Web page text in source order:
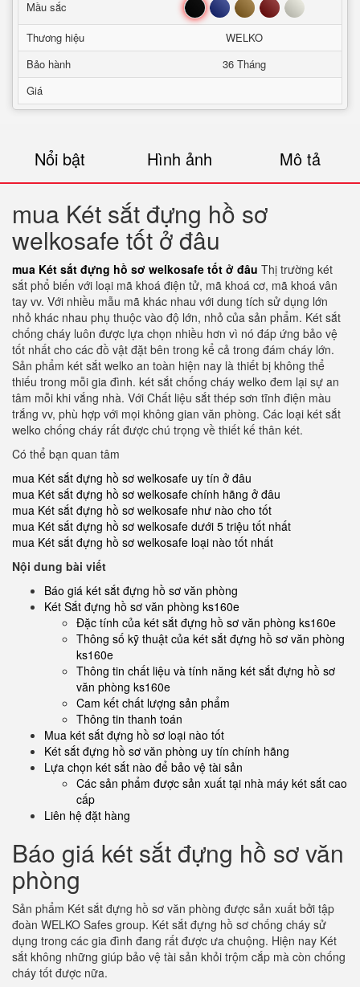
Mầu sắc
Đen Xanh Nâu Đỏ Trắng
Thương hiệu
WELKO
Bảo hành
36 Tháng
Giá
Nổi bật Hình ảnh Mô tả
mua Két sắt đựng hồ sơ
welkosafe tốt ở đâu
mua Két sắt đựng hồ sơ welkosafe tốt ở đâu Thị trường két
sắt phổ biến với loại mã khoá điện tử, mã khoá cơ, mã khoá vân
tay vv. Với nhiều mẫu mã khác nhau với dung tích sử dụng lớn
nhỏ khác nhau phụ thuộc vào độ lớn, nhỏ của sản phẩm. Két sắt
chống cháy luôn được lựa chọn nhiều hơn vì nó đáp ứng bảo vệ
tốt nhất cho các đồ vật đặt bên trong kể cả trong đám cháy lớn.
Sản phẩm két sắt welko an toàn hiện nay là thiết bị không thể
thiếu trong mỗi gia đình. két sắt chống cháy welko đem lại sự an
tâm mỗi khi vắng nhà. Với Chất liệu sắt thép sơn tĩnh điện màu
trắng vv, phù hợp với mọi không gian văn phòng. Các loại két sắt
welko chống cháy rất được chú trọng về thiết kế thân két.
Có thể bạn quan tâm
mua Két sắt đựng hồ sơ welkosafe uy tín ở đâu
mua Két sắt đựng hồ sơ welkosafe chính hãng ở đâu
mua Két sắt đựng hồ sơ welkosafe như nào cho tốt
mua Két sắt đựng hồ sơ welkosafe dưới 5 triệu tốt nhất
mua Két sắt đựng hồ sơ welkosafe loại nào tốt nhất
Nội dung bài viết
Báo giá két sắt đựng hồ sơ văn phòng
Két Sắt đựng hồ sơ văn phòng ks160e
Đặc tính của két sắt đựng hồ sơ văn phòng ks160e
Thông số kỹ thuật của két sắt đựng hồ sơ văn phòng
ks160e
Thông tin chất liệu và tính năng két sắt đựng hồ sơ
văn phòng ks160e
Cam kết chất lượng sản phẩm
Thông tin thanh toán
Mua két sắt đựng hồ sơ loại nào tốt
Két sắt đựng hồ sơ văn phòng uy tín chính hãng
Lựa chọn két sắt nào để bảo vệ tài sản
Các sản phẩm được sản xuất tại nhà máy két sắt cao
cấp
Liên hệ đặt hàng
Báo giá két sắt đựng hồ sơ văn
phòng
Sản phẩm Két sắt đựng hồ sơ văn phòng được sản xuất bởi tập
đoàn WELKO Safes group. Két sắt đựng hồ sơ chống cháy sử
dụng trong các gia đình đang rất được ưa chuộng. Hiện nay Két
sắt không những giúp bảo vệ tài sản khỏi trộm cắp mà còn chống
cháy tốt được nữa.